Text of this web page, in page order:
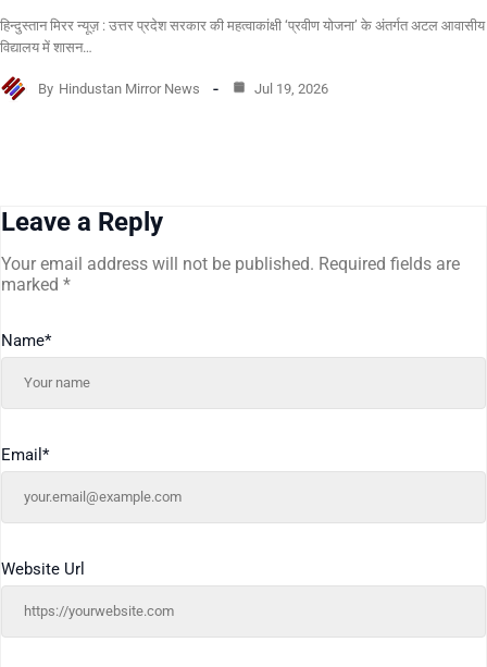
हिन्दुस्तान मिरर न्यूज़ : उत्तर प्रदेश सरकार की महत्वाकांक्षी ‘प्रवीण योजना’ के अंतर्गत अटल आवासीय
विद्यालय में शासन…
By Hindustan Mirror News Jul 19, 2026
Leave a Reply
Your email address will not be published. Required fields are
marked *
Name*
Email *
Website Url